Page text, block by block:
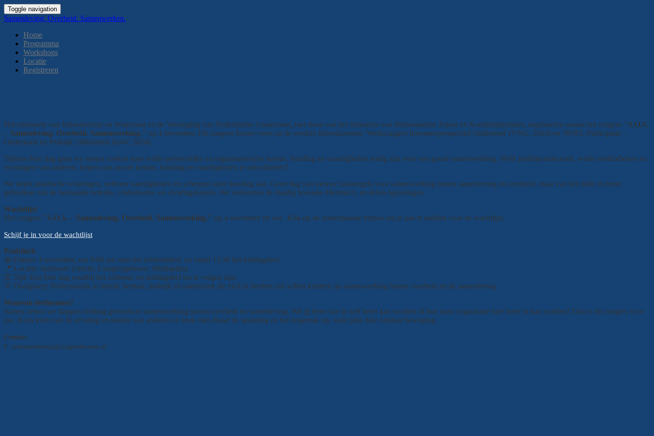
Toggle navigation
Samenleving. Overheid. Samenwerken.
Home
Programma
Workshops
Locatie
Registreren
Het ministerie van Infrastructuur en Waterstaat en de Vereniging van Nederlandse Gemeenten, met steun van het ministerie van Binnenlandse Zaken en Koninkrijkrelaties, organiseren samen het congres "S.O.S.
- Samenleving. Overheid. Samenwerking." op 4 november. Dit congres bouwt voort op de eerdere bijeenkomsten ‘Werkcongres Inwonersperspectief Ontketend’ (VNG, 2024) en ‘POP2: Participatie –
Onderzoek en Praktijk’ (Ministerie IenW, 2024).
Tijdens deze dag gaan we samen zoeken naar welke persoonlijke en organisatorische kennis, houding en vaardigheden nodig zijn voor een goede samenwerking. Welk praktijkonderzoek, welke methodieken en
ervaringen van anderen, helpen ons om de kennis, houding en vaardigheden te ontwikkelen?
We delen praktische ervaringen, oefenen vaardigheden en scherpen onze houding aan. Geen dag van nieuwe basisregels voor samenwerking tussen samenleving en overheid, maar van het méér en beter
gebruiken van de bestaande beleids-, onderzoeks- en ervaringskennis. We verkennen de daarbij horende dilemma’s, en delen oplossingen.
Wachtlijst
Het congres "S.O.S. - Samenleving. Overheid. Samenwerking." op 4 november zit vol. Klik op de onderstaande button om je aan te melden voor de wachtlijst.
Schijf je in voor de wachtlijst
Praktisch
📅 Datum: 4 november, om 9:00 uur start het ochtenddeel, en vanaf 12:30 het middagdeel.
📍 Locatie: Jaarbeurs Utrecht, Congresgebouw: Mediaplaza
⏰ Tijd: Een hele dag waarbij het ochtend- en middagdeel los te volgen zijn.
💡 Doelgroep: Professionals in beleid, bestuur, praktijk en onderzoek die zich in bredere zin willen inzetten op samenwerking tussen overheid en de samenleving.
Waarom deelnemen?
Samen zetten we stappen richting grenzeloze samenwerking tussen overheid en samenleving. Wil jij leren hoe je zelf beter kan worden óf hoe jouw organisatie hier beter in kan worden? Dan is dit congres voor
jou. Kom leren van de ervaring en kennis van anderen en zoek met elkaar de spanning en het ongemak op, want juist dáár ontstaat beweging.
Contact
E: sosbijeenkomst@congresbureau.nl